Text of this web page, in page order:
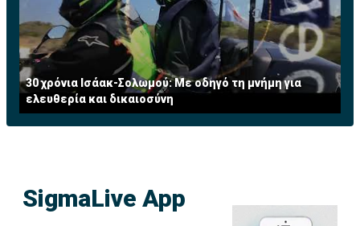
30 χρόνια Ισάακ-Σολωμού: Με οδηγό τη μνήμη για
ελευθερία και δικαιοσύνη
SigmaLive App